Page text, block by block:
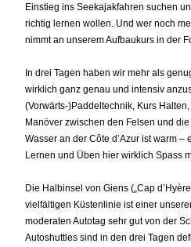
Einstieg ins Seekajakfahren suchen
richtig lernen wollen. Und wer noch
nimmt an unserem Aufbaukurs in der
In drei Tagen haben wir mehr als
wirklich ganz genau und intensiv
(Vorwärts-)Paddeltechnik, Kurs
Manöver zwischen den Felsen und
Wasser an der Côte d’Azur ist warm
Lernen und Üben hier wirklich Spass
Die Halbinsel von Giens („Cap
vielfältigen Küstenlinie ist einer
moderaten Autotag sehr gut von der
Autoshuttles sind in den drei Tagen